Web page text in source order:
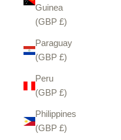
Guinea
(GBP £)
Paraguay
(GBP £)
Peru
(GBP £)
Philippines
(GBP £)